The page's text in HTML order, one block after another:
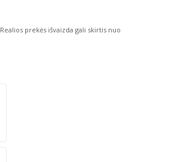
Realios prekės išvaizda gali skirtis nuo